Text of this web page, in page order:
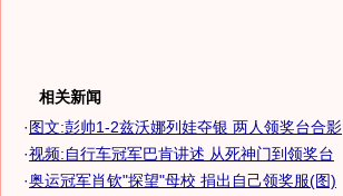
相关新闻
·图文:彭帅1-2兹沃娜列娃夺银 两人领奖台合影
·视频:自行车冠军巴肯讲述 从死神门到领奖台
·奥运冠军肖钦"探望"母校 捐出自己领奖服(图)